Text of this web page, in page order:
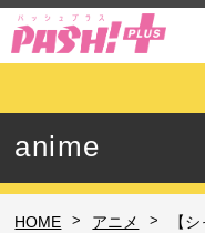
anime
HOME > アニメ >
【